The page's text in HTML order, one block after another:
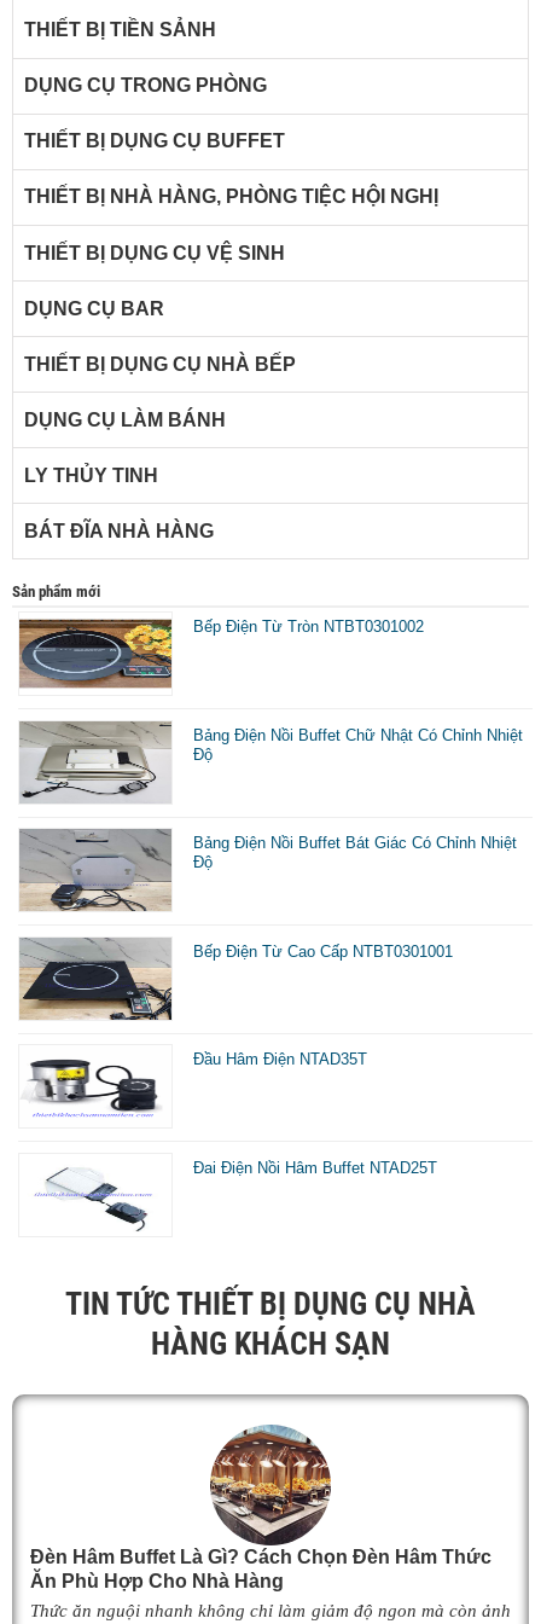
THIẾT BỊ TIỀN SẢNH
DỤNG CỤ TRONG PHÒNG
THIẾT BỊ DỤNG CỤ BUFFET
THIẾT BỊ NHÀ HÀNG, PHÒNG TIỆC HỘI NGHỊ
THIẾT BỊ DỤNG CỤ VỆ SINH
DỤNG CỤ BAR
THIẾT BỊ DỤNG CỤ NHÀ BẾP
DỤNG CỤ LÀM BÁNH
LY THỦY TINH
BÁT ĐĨA NHÀ HÀNG
Sản phẩm mới
Bếp Điện Từ Tròn NTBT0301002
Bảng Điện Nồi Buffet Chữ Nhật Có Chỉnh Nhiệt
Độ
Bảng Điện Nồi Buffet Bát Giác Có Chỉnh Nhiệt
Độ
Bếp Điện Từ Cao Cấp NTBT0301001
Đầu Hâm Điện NTAD35T
Đai Điện Nồi Hâm Buffet NTAD25T
TIN TỨC THIẾT BỊ DỤNG CỤ NHÀ
HÀNG KHÁCH SẠN
Đèn Hâm Buffet Là Gì? Cách Chọn Đèn Hâm Thức
Ăn Phù Hợp Cho Nhà Hàng
Thức ăn nguội nhanh không chỉ làm giảm độ ngon mà còn ảnh